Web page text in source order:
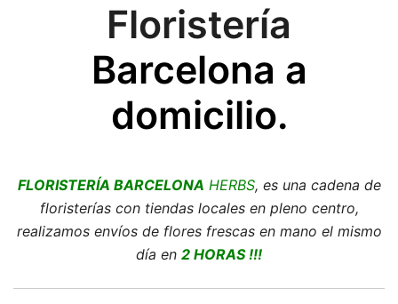
Floristería
Barcelona a
domicilio.
FLORISTERÍA BARCELONA HERBS, es una cadena de
floristerías con tiendas locales en pleno centro,
realizamos envíos de flores frescas en mano el mismo
día en 2 HORAS !!!